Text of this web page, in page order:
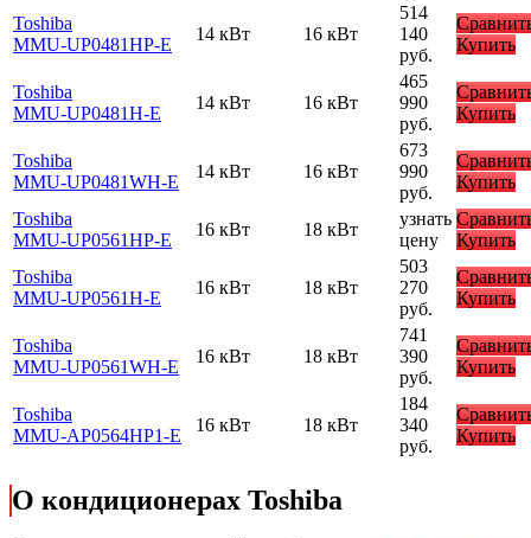
Toshiba
MMU-UP0481HP-E
14 кВт 16 кВт
514
140
руб.
Купить
Toshiba
MMU-UP0481H-E
14 кВт 16 кВт
465
990
руб.
Купить
Toshiba
MMU-UP0481WH-E
14 кВт 16 кВт
673
990
руб.
Купить
Toshiba
MMU-UP0561HP-E
16 кВт 18 кВт
узнать
цену
Купить
Toshiba
MMU-UP0561H-E
16 кВт 18 кВт
503
270
руб.
Купить
Toshiba
MMU-UP0561WH-E
16 кВт 18 кВт
741
390
руб.
Купить
Toshiba
MMU-AP0564HP1-E
16 кВт 18 кВт
184
340
руб.
Купить
О кондиционерах Toshiba